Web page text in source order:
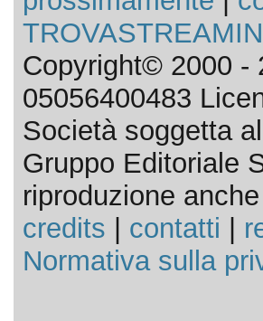
Copyright© 2000 -
05056400483
Società soggetta
Gruppo Editoriale
riproduzione
credits
contatti
Normativa sulla